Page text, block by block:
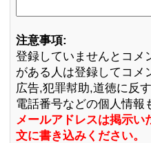
注意事項:
登録していませんとコメ
がある人は登録してコメ
広告,犯罪幇助,道徳に反
電話番号などの個人情報
メールアドレスは掲示い
文に書き込みください。